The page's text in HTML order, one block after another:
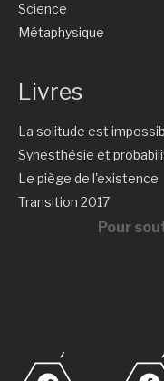
Science
Métaphysique
Livres
La solitude est
Synesthésie et
Le piège de l'existence
Transition 2017
Pour